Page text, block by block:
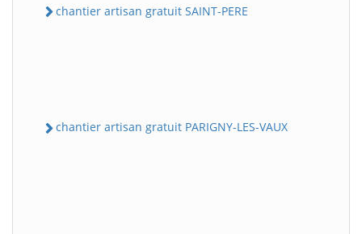
chantier artisan gratuit SAINT-PERE
chantier artisan gratuit PARIGNY-LES-VAUX